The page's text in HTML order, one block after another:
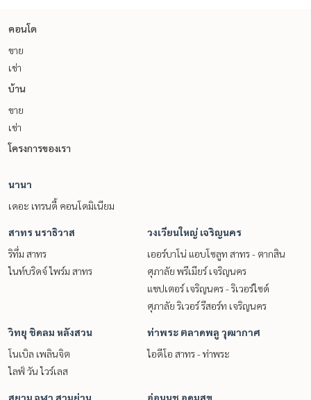
คอนโด
ขาย
เช่า
บ้าน
ขาย
เช่า
โครงการของเรา
นานา
เดอะ เทรนดี้ คอนโดมิเนียม
สาทร นราธิวาส
ริทึ่ม สาทร
ไนท์บริดจ์ ไพร์ม สาทร
วงเวียนใหญ่ เจริญนคร
เออร์บาโน่ แอบโซลูท สาทร - ตากสิน
ศุภาลัย พรีเมียร์ เจริญนคร
แชปเตอร์ เจริญนคร - ริเวอร์ไซด์
ศุภาลัย ริเวอร์ รีสอร์ท เจริญนคร
วิทยุ ชิดลม หลังสวน
โนเบิล เพลินจิต
ไลฟ์ วัน ไวร์เลส
ท่าพระ ตลาดพลู วุฒากาศ
ไอดีโอ สาทร - ท่าพระ
สยาม จุฬา สามย่าน
อ่อนนุช อุดมสุข